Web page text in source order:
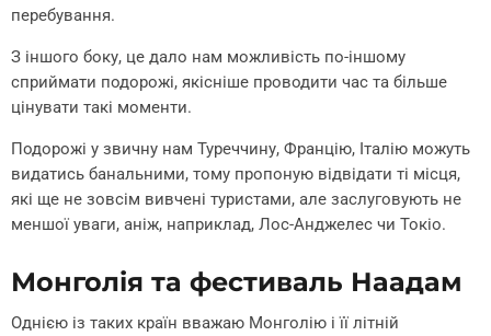
перебування.
З іншого боку, це дало нам можливість по-іншому
сприймати подорожі, якісніше проводити час та більше
цінувати такі моменти.
Подорожі у звичну нам Туреччину, Францію, Італію можуть
видатись банальними, тому пропоную відвідати ті місця,
які ще не зовсім вивчені туристами, але заслуговують не
меншої уваги, аніж, наприклад, Лос-Анджелес чи Токіо.
Монголія та фестиваль Наадам
Однією із таких країн вважаю Монголію і її літній